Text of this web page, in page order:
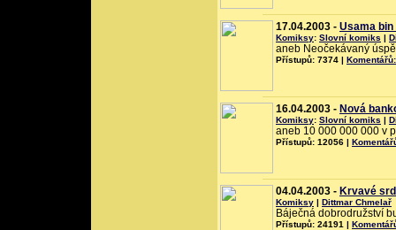
17.04.2003 - Usama bin
Komiksy: Slovní komiks |
aneb Neočekávaný
Přístupů: 7374 | Komentářů:
16.04.2003 - Nová
Komiksy: Slovní komiks |
aneb 10 000 000 000 v
Přístupů: 12056 |
04.04.2003 - Krvavé
Komiksy | Dittmar Chmelař
Báječná dobrodružství
Přístupů: 24191 |